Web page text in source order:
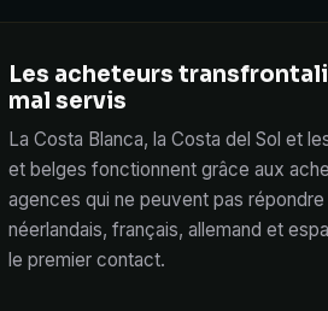
Les acheteurs
mal servis
La Costa Blanca, la Costa del Sol et
et belges fonctionnent grâce aux
agences qui ne peuvent pas
néerlandais, français, allemand et
le premier contact.